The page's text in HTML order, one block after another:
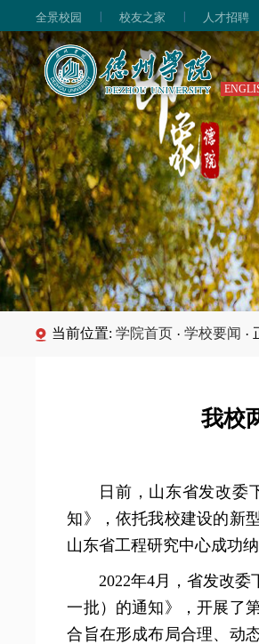
全景校园 | 校友之家 | 人才招聘
当前位置:学院首页 · 学校要闻 ·
我校
日前，山东省发改委
知》，依托我校建设的新
山东省工程研究中心成功
2022年4月，省发改
一批）的通知》，开展了
合旨在形成布局合理、动